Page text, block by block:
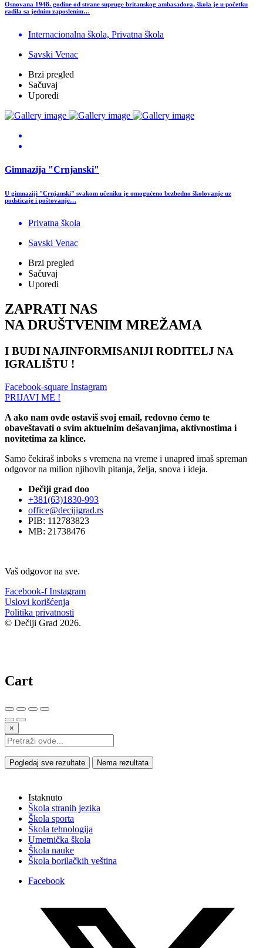
Osnovana 1948. godine od strane supruge britanskog ambasadora, škola je u početku
radila sa jednim zaposlenim…
Internacionalna škola, Privatna škola
Savski Venac
Brzi pregled
Sačuvaj
Uporedi
Gimnazija "Crnjanski"
U gimnaziji "Crnjanski" svakom učeniku je omogućeno bezbedno školovanje uz
podsticaje i poštovanje…
Privatna škola
Savski Venac
Brzi pregled
Sačuvaj
Uporedi
ZAPRATI NAS
NA DRUŠTVENIM MREŽAMA
I BUDI NAJINFORMISANIJI RODITELJ NA
IGRALIŠTU !
Facebook-square Instagram
PRIJAVI ME !
A ako nam ovde ostaviš svoj email, redovno ćemo te
obaveštavati o svim aktuelnim dešavanjima, aktivnostima i
novitetima za klince.
Samo čekiraš inboks s vremena na vreme i unapred imaš spreman
odgovor na milion njihovih pitanja, želja, snova i ideja.
Dečiji grad doo
+381(63)1830-993
office@decijigrad.rs
PIB: 112783823
MB: 21738476
Vaš odgovor na sve.
Facebook-f Instagram
Uslovi korišćenja
Politika privatnosti
© Dečiji Grad 2026.
Cart
×
Pogledaj sve rezultate Nema rezultata
Istaknuto
Škola stranih jezika
Škola sporta
Škola tehnologija
Umetnička škola
Škola nauke
Škola borilačkih veština
Facebook